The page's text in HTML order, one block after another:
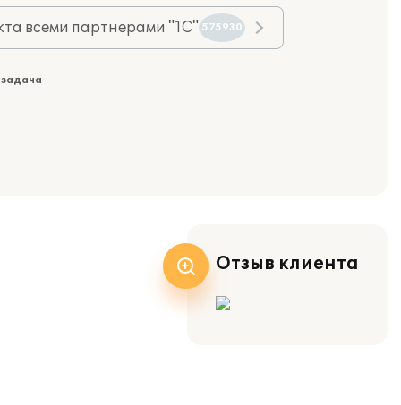
всеми партнерами "1С" 575930
Отзыв клиента